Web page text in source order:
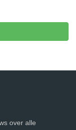
over alle